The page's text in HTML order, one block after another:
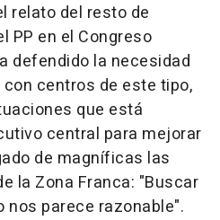
relato del resto de
PP en el Congreso
defendido la necesidad
centros de este tipo,
que está
central para mejorar
de magníficas las
la Zona Franca: "Buscar
parece razonable".